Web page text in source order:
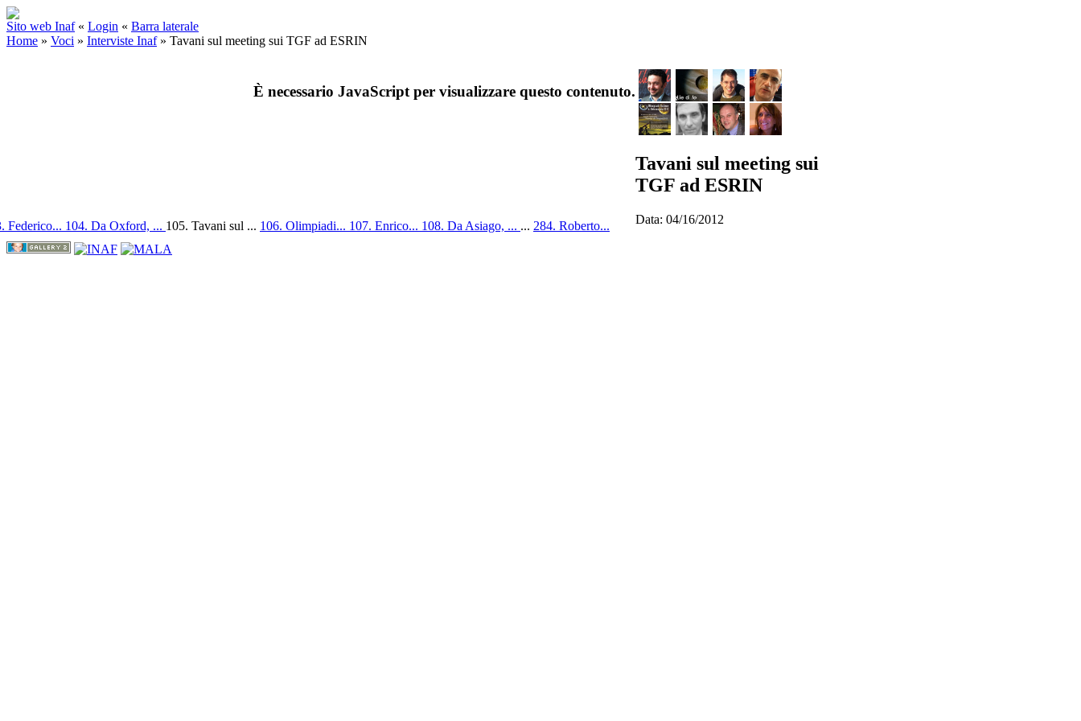
Sito web Inaf « Login « Barra laterale
Home » Voci » Interviste Inaf» Tavani sul meeting sui TGF ad ESRIN
È necessario JavaScript per visualizzare questo contenuto.
Tavani sul meeting sui
TGF ad ESRIN
Data: 04/16/2012
Federico... 104. Da Oxford, ... 105. Tavani sul ... 106. Olimpiadi... 107. Enrico... 108. Da Asiago, ... ... 284. Roberto...